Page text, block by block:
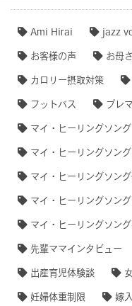
Ami Hirai jazz
お客様の声 お母
カロリー摂取対策
フットバス プレ
マイ・ヒーリングソング
マイ・ヒーリングソン
マイ・ヒーリングソング
マイ・ヒーリングソン
マイ・ヒーリングソン
先輩ママインタビュー
出産育児体験談
妊婦体重制限 嫁